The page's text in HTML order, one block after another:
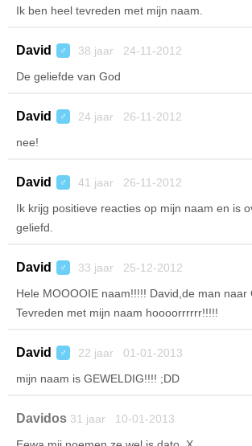
Ik ben heel tevreden met mijn naam.
David ♂ 38 jaar 24-11-2012
De geliefde van God
David ♂ 24 jaar 26-11-2012
nee!
David ♂ 41 jaar 26-11-2012
Ik krijg positieve reacties op mijn naam en is
geliefd.
David ♂ 33 jaar 25-12-2012
Hele MOOOOIE naam!!!!! David,de man naar
Tevreden met mijn naam hoooorrrrrr!!!!!
David ♂ 22 jaar 01-01-2013
mijn naam is GEWELDIG!!!! ;DD
Davidos 31 jaar 10-01-2013